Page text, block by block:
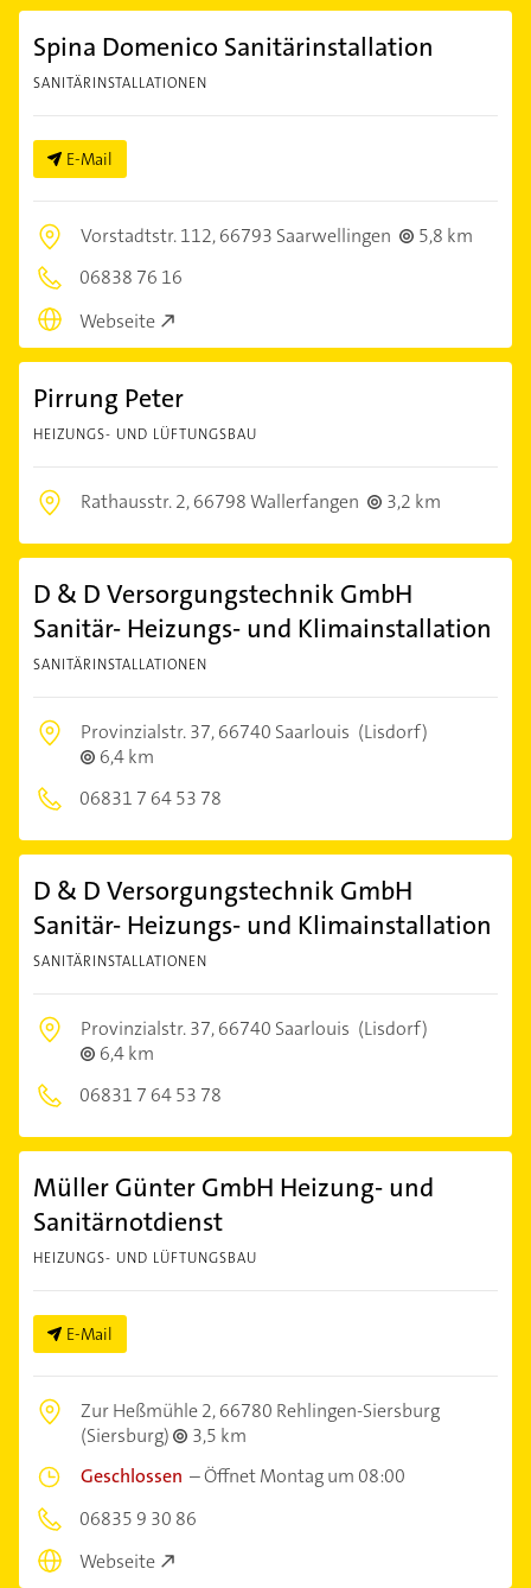
Spina Domenico Sanitärinstallation
SANITÄRINSTALLATIONEN
E-Mail
Vorstadtstr. 112,66793 Saarwellingen
5,8 km
06838 76 16
Webseite
Pirrung Peter
HEIZUNGS- UND LÜFTUNGSBAU
Rathausstr. 2,66798 Wallerfangen 3,2 km
D & D Versorgungstechnik GmbH
Sanitär- Heizungs- und Klimainstallation
SANITÄRINSTALLATIONEN
Provinzialstr. 37,66740 Saarlouis (Lisdorf)
6,4 km
06831 7 64 53 78
D & D Versorgungstechnik GmbH
Sanitär- Heizungs- und Klimainstallation
SANITÄRINSTALLATIONEN
Provinzialstr. 37,66740 Saarlouis (Lisdorf)
6,4 km
06831 7 64 53 78
Müller Günter GmbH Heizung- und
Sanitärnotdienst
HEIZUNGS- UND LÜFTUNGSBAU
E-Mail
Zur Heßmühle 2,66780 Rehlingen-Siersburg
(Siersburg)
3,5 km
Geschlossen –Öffnet Montag um 08:00
06835 9 30 86
Webseite